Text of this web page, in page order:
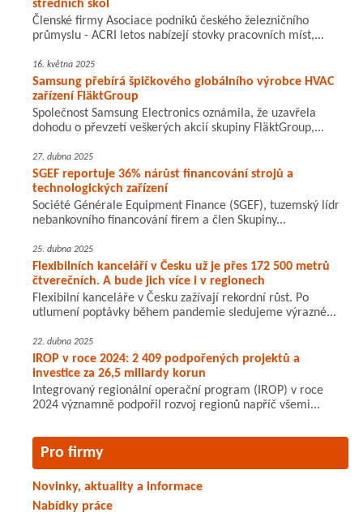
středních škol
Členské firmy Asociace podniků českého železničního
průmyslu - ACRI letos nabízejí stovky pracovních míst,...
16. května 2025
Samsung přebírá špičkového globálního výrobce HVAC
zařízení FläktGroup
Společnost Samsung Electronics oznámila, že uzavřela
dohodu o převzetí veškerých akcií skupiny FläktGroup,...
27. dubna 2025
SGEF reportuje 36% nárůst financování strojů a
technologických zařízení
Société Générale Equipment Finance (SGEF), tuzemský lídr
nebankovního financování firem a člen Skupiny...
25. dubna 2025
Flexibilních kanceláří v Česku už je přes 172 500 metrů
čtverečních. A bude jich více i v regionech
Flexibilní kanceláře v Česku zažívají rekordní růst. Po
utlumení poptávky během pandemie sledujeme výrazné...
22. dubna 2025
IROP v roce 2024: 2 409 podpořených projektů a
investice za 26,5 miliardy korun
Integrovaný regionální operační program (IROP) v roce
2024 významně podpořil rozvoj regionů napříč všemi...
Pro firmy
Novinky, aktuality a informace
Nabídky práce